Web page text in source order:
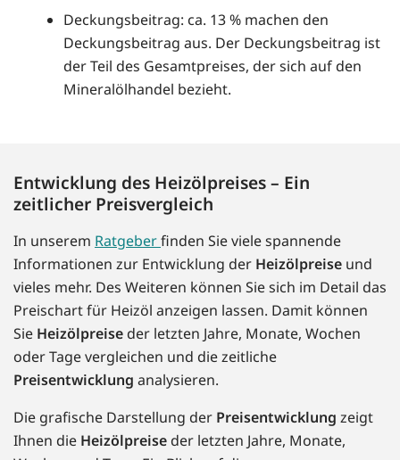
Deckungsbeitrag: ca. 13 % machen den
Deckungsbeitrag aus. Der Deckungsbeitrag ist
der Teil des Gesamtpreises, der sich auf den
Mineralölhandel bezieht.
Entwicklung des Heizölpreises – Ein
zeitlicher Preisvergleich
In unserem Ratgeberfinden Sie viele spannende
Informationen zur Entwicklung der Heizölpreise und
vieles mehr. Des Weiteren können Sie sich im Detail das
Preischart für Heizöl anzeigen lassen. Damit können
Sie Heizölpreise der letzten Jahre, Monate, Wochen
oder Tage vergleichen und die zeitliche
Preisentwicklung analysieren.
Die grafische Darstellung der Preisentwicklung zeigt
Ihnen die Heizölpreise der letzten Jahre, Monate,